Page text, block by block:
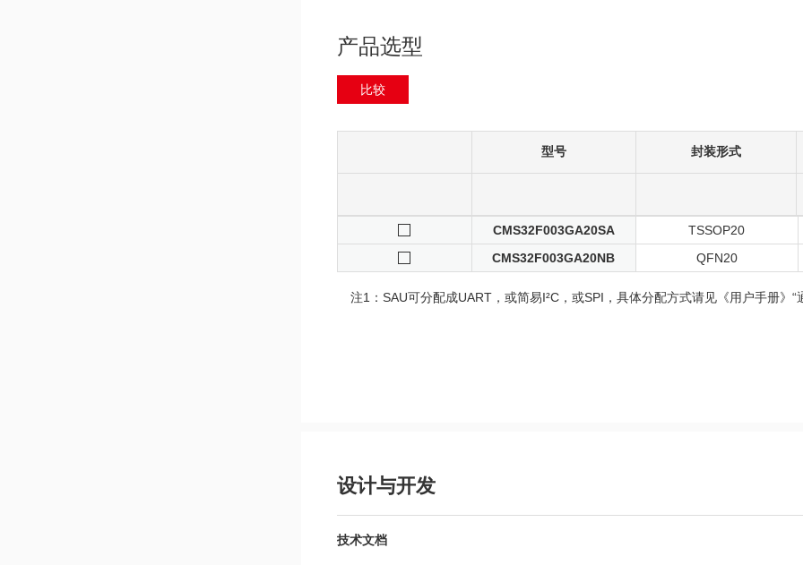
产品选型
比较
型号 封装形式
CMS32F003GA20SA
TSSOP20
CMS32F003GA20NB
QFN20
注1：SAU可分配成UART，或简易I²C，或SPI，具体分配方式请见《用户手册》“
设计与开发
技术文档